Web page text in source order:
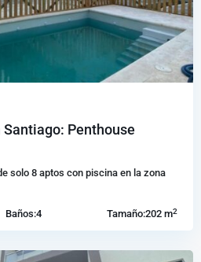
Penthouse
solo 8 aptos con piscina en la zona
Baños:4 Tamaño:202 m2